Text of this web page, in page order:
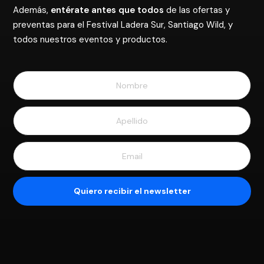
Además, entérate antes que todos de las ofertas y
preventas para el Festival Ladera Sur, Santiago Wild, y
todos nuestros eventos y productos.